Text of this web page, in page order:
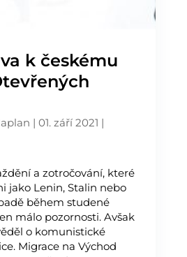
k českému
| 01. září 2021 |
a zotročování, které
jako Lenin, Stalin nebo
během studené
málo pozornosti. Avšak
o komunistické
Migrace na Východ